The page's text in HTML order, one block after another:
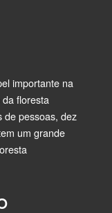
importante na
floresta
de pessoas, dez
um grande